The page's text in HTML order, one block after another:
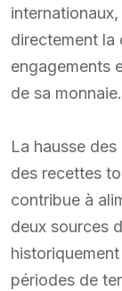
directement la
engagements
de sa monnaie.
La hausse
des recettes
contribue à
deux sources
périodes de